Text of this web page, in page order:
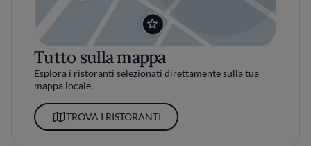
Tutto sulla mappa
Esplora i ristoranti selezionati direttamente sulla tua
mappa locale.
TROVA I RISTORANTI